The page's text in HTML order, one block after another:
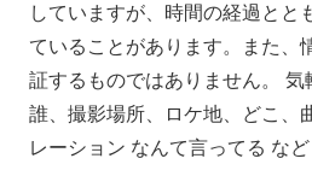
していますが、時間の経過とと
ていることがあります。また、
証するものではありません。 気
誰、撮影場所、ロケ地、どこ、
レーション なんて言ってる な